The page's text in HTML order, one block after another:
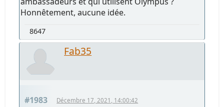
Honnêtement, aucune idée.
8647
Fab35
#1983 Décembre 17, 2021, 14:00:42